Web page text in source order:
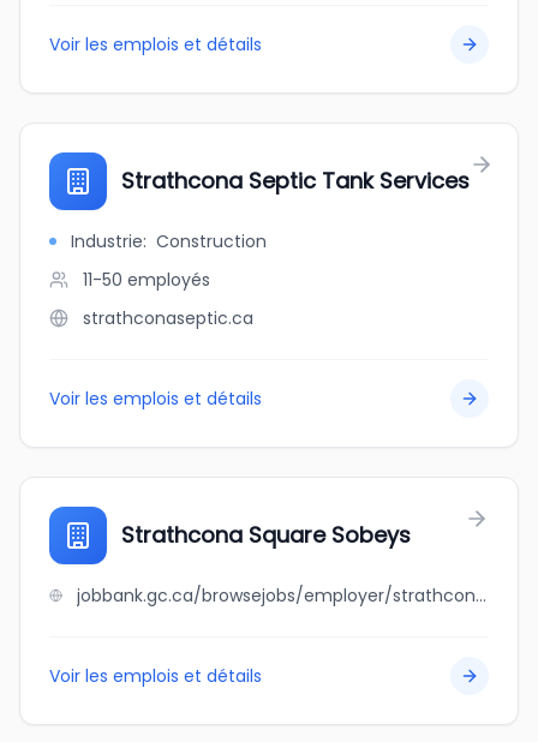
Voir les emplois et détails
Strathcona Septic Tank Services
Industrie: Construction
11-50 employés
strathconaseptic.ca
Voir les emplois et détails
Strathcona Square Sobeys
jobbank.gc.ca/browsejobs/employer/strathcona+square+sobeys/ca
Voir les emplois et détails